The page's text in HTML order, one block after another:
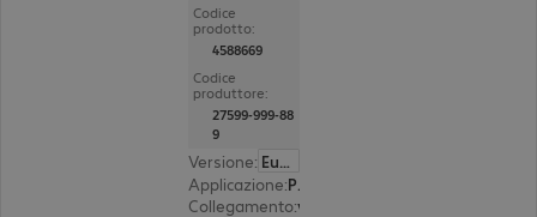
Codice
prodotto:
4588669
Codice
produttore:
27599-999-88
9
Versione:
Europa
Applicazione: PC, notebook, tablet, smartphone
Collegamento: